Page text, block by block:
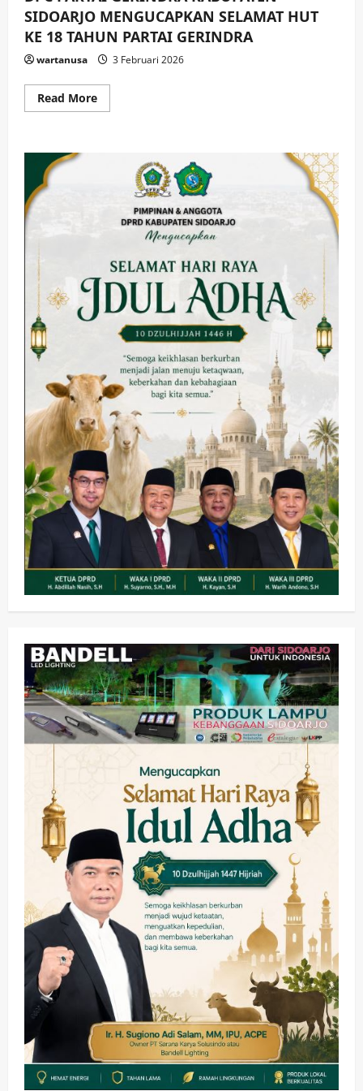
SIDOARJO MENGUCAPKAN SELAMAT HUT
KE 18 TAHUN PARTAI GERINDRA
wartanusa 3 Februari 2026
Read MoreRead
more
KABUPATEN
SIDOARJO
MENGUCAPKAN
SELAMAT
GERINDRA
Kesehatan Pembangunan
Pemerintahan
PANAS! Kalah Tender Proyek RSUD
Sibar Rp 9,9 M, Beranikah CV Tiga
Anugerah Utama Pertaruhkan
Jaminan Rp 100 Juta?
wartanusa 5 Agustus 2026
3
Olahraga
Adu Taktik di Atas Rumput Sintetis:
PWI dan Sapma PP Sidoarjo
Memanaskan Mesin Menuju Piala
Soccer
wartanusa 5 Agustus 2026
4
Ekonomi Hiburan Pemerintahan
HOT NEWS: Ribuan Warga Wage
Tumplek Blek di Bazar Rakyat Jalan
Jambu, Borong Kuliner UMKM Sambil
Nonton Jaranan!
wartanusa
4 Agustus 2026
Keagamaan Pemerintahan
Pemkab Sidoarjo & Muhammadiyah
Sinergi Permudah Perizinan, Wakaf,